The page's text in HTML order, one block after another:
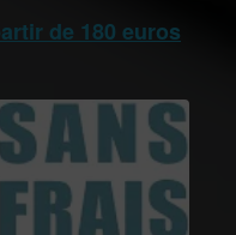
de 180 euros